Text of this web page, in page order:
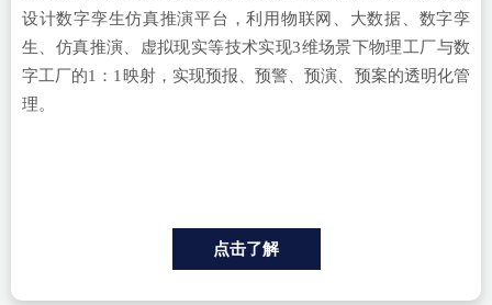
设计数字孪生仿真推演平台，利用物联网、大数据、数字孪
生、仿真推演、虚拟现实等技术实现3维场景下物理工厂与数
字工厂的1：1映射，实现预报、预警、预演、预案的透明化管
理。
点击了解